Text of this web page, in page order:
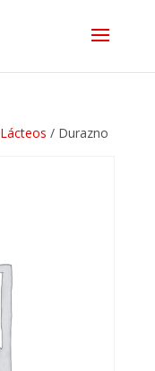
Lácteos / Durazno